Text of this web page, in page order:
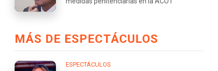
MÁS DE ESPECTÁCULOS
ESPECTÁCULOS